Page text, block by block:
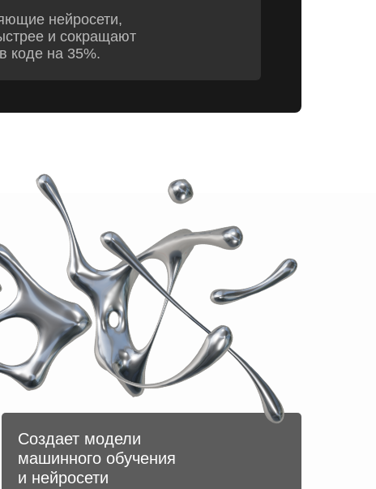
нейросети,
и сокращают
коде на 35%.
Создает модели
машинного обучения
и нейросети